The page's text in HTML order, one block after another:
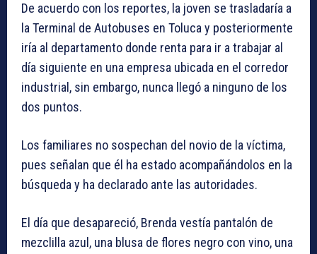
De acuerdo con los reportes, la joven se trasladaría a
la Terminal de Autobuses en Toluca y posteriormente
iría al departamento donde renta para ir a trabajar al
día siguiente en una empresa ubicada en el corredor
industrial, sin embargo, nunca llegó a ninguno de los
dos puntos.
Los familiares no sospechan del novio de la víctima,
pues señalan que él ha estado acompañándolos en la
búsqueda y ha declarado ante las autoridades.
El día que desapareció, Brenda vestía pantalón de
mezclilla azul, una blusa de flores negro con vino, una